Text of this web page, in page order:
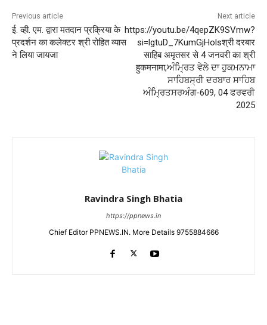
Previous article
ई. व्ही. एम. द्वारा मतदान प्रक्रिया के
प्रदर्शन का कलेक्टर श्री रोहित व्यास
ने लिया जायजा
Next article
https://youtu.be/4qepZK9SVmw?
si=lgtuD_7KumGjHolsश्री दरबार
साहिब अमृतसर से 4 जनवरी का श्री
हुकमनामा,ਅੰਮ੍ਰਿਤ ਵੇਲੇ ਦਾ ਹੁਕਮਨਾਮਾ
ਸਾਹਿਬਸ੍ਰੀ ਦਰਬਾਰ ਸਾਹਿਬ
ਅੰਮ੍ਰਿਤਸਰਅੰਗ-609, 04 ਫਰਵਰੀ
2025
Ravindra Singh Bhatia
https://ppnews.in
Chief Editor PPNEWS.IN. More Details 9755884666